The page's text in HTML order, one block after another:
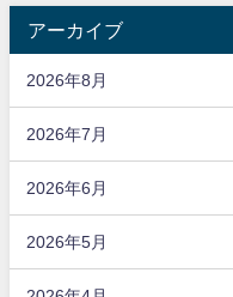
アーカイブ
2026年8月
2026年7月
2026年6月
2026年5月